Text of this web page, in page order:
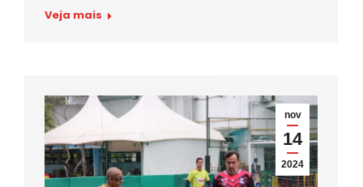
Veja mais
nov
14
2024